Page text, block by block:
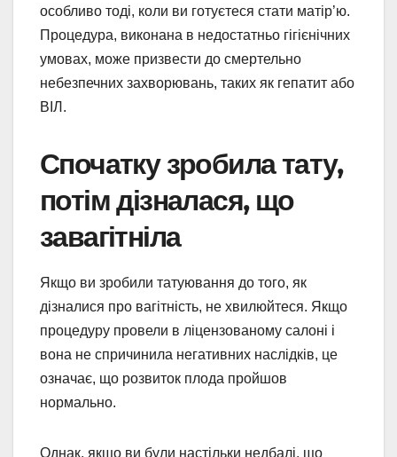
особливо тоді, коли ви готуєтеся стати матір’ю.
Процедура, виконана в недостатньо гігієнічних
умовах, може призвести до смертельно
небезпечних захворювань, таких як гепатит або
ВІЛ.
Спочатку зробила тату,
потім дізналася, що
завагітніла
Якщо ви зробили татуювання до того, як
дізналися про вагітність, не хвилюйтеся. Якщо
процедуру провели в ліцензованому салоні і
вона не спричинила негативних наслідків, це
означає, що розвиток плода пройшов
нормально.
Однак, якщо ви були настільки недбалі, що